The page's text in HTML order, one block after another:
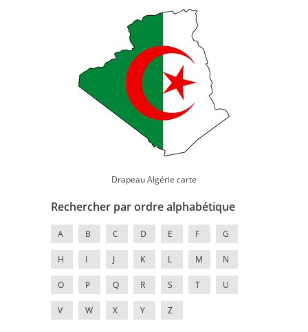
Drapeau Algérie carte
Rechercher par ordre alphabétique
A B C D E F G
H I J K L M N
O P Q R S T U
V W X Y Z